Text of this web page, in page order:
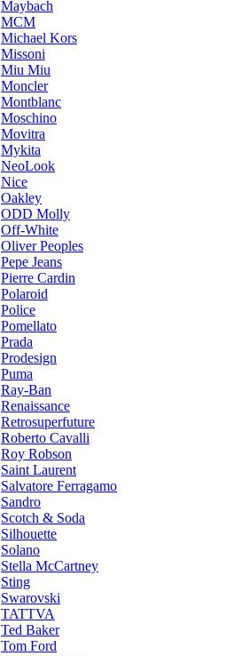
Maybach
MCM
Michael Kors
Missoni
Miu Miu
Moncler
Montblanc
Moschino
Movitra
Mykita
NeoLook
Nice
Oakley
ODD Molly
Off-White
Oliver Peoples
Pepe Jeans
Pierre Cardin
Polaroid
Police
Pomellato
Prada
Prodesign
Puma
Ray-Ban
Renaissance
Retrosuperfuture
Roberto Cavalli
Roy Robson
Saint Laurent
Salvatore Ferragamo
Sandro
Scotch & Soda
Silhouette
Solano
Stella McCartney
Sting
Swarovski
TATTVA
Ted Baker
Tom Ford